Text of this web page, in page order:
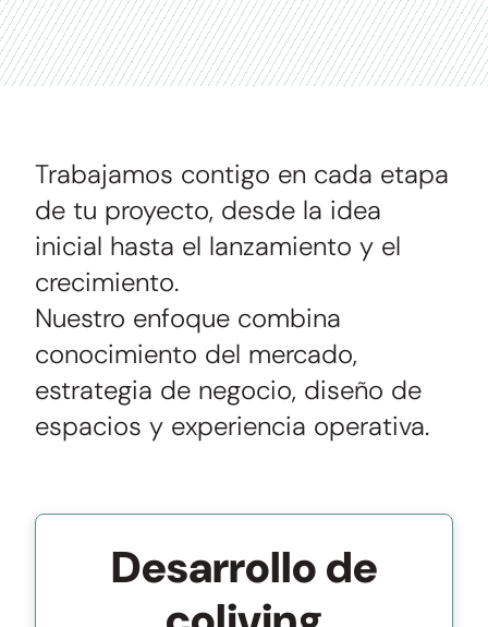
Trabajamos contigo en cada etapa
de tu proyecto, desde la idea
inicial hasta el lanzamiento y el
crecimiento.
Nuestro enfoque combina
conocimiento del mercado,
estrategia de negocio, diseño de
espacios y experiencia operativa.
Desarrollo de